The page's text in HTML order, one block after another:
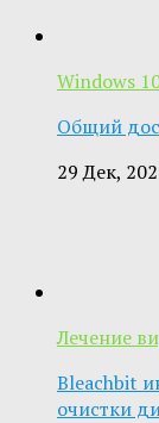
Windows
Общий
29 Дек,
Лечение
Bleachbit
очистки